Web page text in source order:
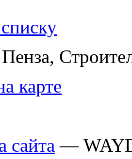
карте
сайта —